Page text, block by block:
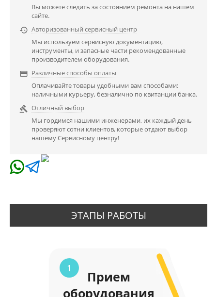
Вы можете следить за состоянием ремонта на нашем
сайте.
 Авторизованный сервисный центр
Мы используем сервисную документацию,
инструменты, и запасные части рекомендованные
производителем оборудования.
 Различные способы оплаты
Оплачивайте товары удобными вам способами:
наличными курьеру, безналично по квитанции банка.
 Отличный выбор
Мы гордимся нашими инженерами, их каждый день
проверяют сотни клиентов, которые отдают выбор
нашему Сервисному центру!
ЭТАПЫ РАБОТЫ
1
Прием
оборудования